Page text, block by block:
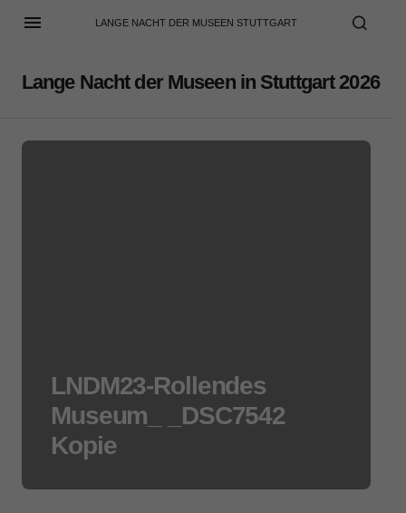
LANGE NACHT DER MUSEEN STUTTGART
Lange Nacht der Museen in Stuttgart 2026
LNDM23-Rollendes
Museum_ _DSC7542
Kopie